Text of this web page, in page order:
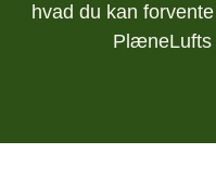
hvad du kan
PlæneLufts